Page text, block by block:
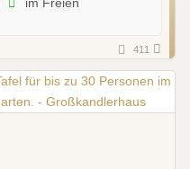
im Freien
411